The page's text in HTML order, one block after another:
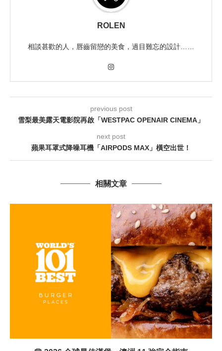
ROLEN
相談甚歡的人，唇齒留戀的美食，過目難忘的設計……
previous post
雪梨最美露天電影院再啟「WESTPAC OPENAIR CINEMA」
next post
蘋果耳罩式降噪耳機「AIRPODS MAX」橫空出世！
相關文章